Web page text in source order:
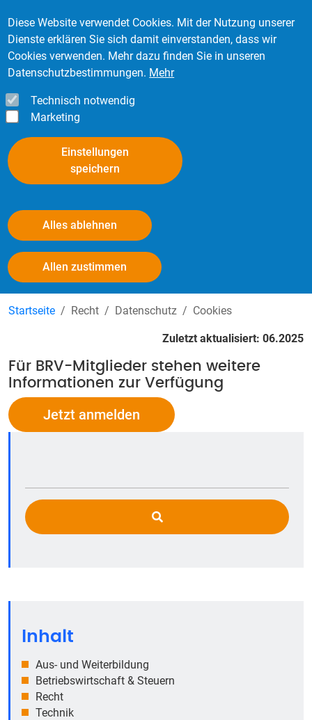
Diese Website verwendet Cookies. Mit der Nutzung unserer
Dienste erklären Sie sich damit einverstanden, dass wir
Cookies verwenden. Mehr dazu finden Sie in unseren
Datenschutzbestimmungen. Mehr
Technisch notwendig
Marketing
Einstellungen
speichern
Alles ablehnen
Allen zustimmen
Kontakt Login
Einsatz von Cookies auf der Website
Startseite Recht Datenschutz Cookies
Zuletzt aktualisiert: 06.2025
Für BRV-Mitglieder stehen weitere
Informationen zur Verfügung
Jetzt anmelden
Inhalt
Aus- und Weiterbildung
Betriebswirtschaft & Steuern
Recht
Technik